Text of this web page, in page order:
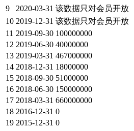
9
2020-03-31 该数据只对会员开放
10 2019-12-31 该数据只对会员开放
11 2019-09-30 100000000
12 2019-06-30 40000000
13 2019-03-31 467000000
14 2018-12-31 18000000
15 2018-09-30 51000000
16 2018-06-30 150000000
17 2018-03-31 660000000
18 2016-12-31 0
19 2015-12-31 0